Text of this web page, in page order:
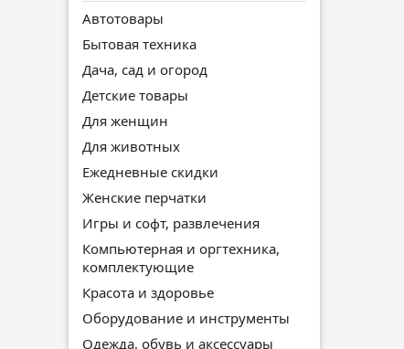
Автотовары
Бытовая техника
Дача, сад и огород
Детские товары
Для женщин
Для животных
Ежедневные скидки
Женские перчатки
Игры и софт, развлечения
Компьютерная и оргтехника,
комплектующие
Красота и здоровье
Оборудование и инструменты
Одежда, обувь и аксессуары